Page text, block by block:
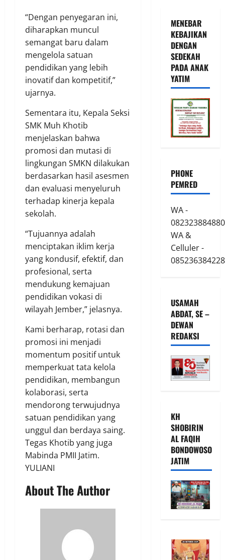
“Dengan penyegaran ini,
diharapkan muncul
semangat baru dalam
mengelola satuan
pendidikan yang lebih
inovatif dan kompetitif,”
ujarnya.
Sementara itu, Kepala Seksi
SMK Muh Khotib
menjelaskan bahwa
promosi dan mutasi di
lingkungan SMKN dilakukan
berdasarkan hasil asesmen
dan evaluasi menyeluruh
terhadap kinerja kepala
sekolah.
“Tujuannya adalah
menciptakan iklim kerja
yang kondusif, efektif, dan
profesional, serta
mendukung kemajuan
pendidikan vokasi di
wilayah Jember,” jelasnya.
Kami berharap, rotasi dan
promosi ini menjadi
momentum positif untuk
memperkuat tata kelola
pendidikan, membangun
kolaborasi, serta
mendorong terwujudnya
satuan pendidikan yang
unggul dan berdaya saing.
Tegas Khotib yang juga
Mabinda PMII Jatim.
YULIANI
About The Author
MENEBAR
KEBAJIKAN
DENGAN
SEDEKAH
PADA ANAK
YATIM
PHONE
PEMRED
WA -
082323884880
WA &
Celluler -
085236384228
USAMAH
ABDAT, SE –
DEWAN
REDAKSI
KH
SHOBIRIN
AL FAQIH
BONDOWOSO
JATIM